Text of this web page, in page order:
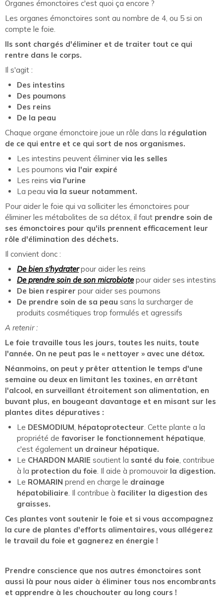
Organes émonctoires c'est quoi ça encore ?
Les organes émonctoires sont au nombre de 4, ou 5 si on
compte le foie.
Ils sont chargés d'éliminer et de traiter tout ce qui
rentre dans le corps.
Il s'agit :
Des intestins
Des poumons
Des reins
De la peau
Chaque organe émonctoire joue un rôle dans la régulation
de ce qui entre et ce qui sort de nos organismes.
Les intestins peuvent éliminer via les selles
Les poumons via l'air expiré
Les reins via l'urine
La peau via la sueur notamment.
Pour aider le foie qui va solliciter les émonctoires pour
éliminer les métabolites de sa détox, il faut prendre soin de
ses émonctoires pour qu'ils prennent efficacement leur
rôle d'élimination des déchets.
Il convient donc :
De bien s'hydraterpour aider les reins
De prendre soin de son microbiotepour aider ses intestins
De bien respirer pour aider ses poumons
De prendre soin de sa peau sans la surcharger de
produits cosmétiques trop formulés et agressifs
A retenir :
Le foie travaille tous les jours, toutes les nuits, toute
l'année. On ne peut pas le « nettoyer » avec une détox.
Néanmoins, on peut y prêter attention le temps d'une
semaine ou deux en limitant les toxines, en arrêtant
l'alcool, en surveillant étroitement son alimentation, en
buvant plus, en bougeant davantage et en misant sur les
plantes dites dépuratives :
Le DESMODIUM, hépatoprotecteur. Cette plante a la
propriété de favoriser le fonctionnement hépatique,
c'est également un draineur hépatique.
Le CHARDON MARIE soutient la santé du foie, contribue
à la protection du foie. Il aide à promouvoir la digestion.
Le ROMARIN prend en charge le drainage
hépatobiliaire. Il contribue à faciliter la digestion des
graisses.
Ces plantes vont soutenir le foie et si vous accompagnez
la cure de plantes d'efforts alimentaires, vous allégerez
le travail du foie et gagnerez en énergie !
Prendre conscience que nos autres émonctoires sont
aussi là pour nous aider à éliminer tous nos encombrants
et apprendre à les chouchouter au long cours !